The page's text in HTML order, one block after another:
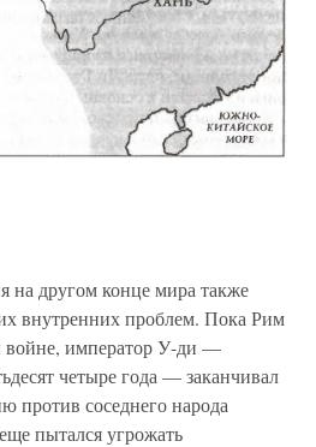
на другом конце мира также
внутренних проблем. Пока Рим
войне, император У-ди —
четыре года — заканчивал
против соседнего народа
пытался угрожать